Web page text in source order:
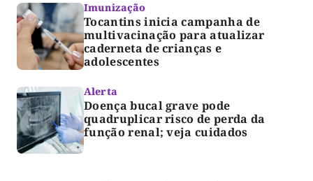
Imunização
Tocantins inicia campanha de
multivacinação para atualizar
caderneta de crianças e
adolescentes
Alerta
Doença bucal grave pode
quadruplicar risco de perda da
função renal; veja cuidados